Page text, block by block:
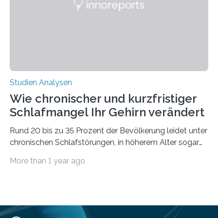
derzeitigen Verbreitungsgebiets bis zum Jahr 2100
Studien Analysen
Wie chronischer und kurzfristiger
Schlafmangel Ihr Gehirn verändert
Rund 20 bis zu 35 Prozent der Bevölkerung leidet unter
chronischen Schlafstörungen, in höherem Alter sogar
Erwachsene kennt zudem ein kurzfristiges Schlafdefizit:
Forscher:innen konnten in einer aktuellen Metastudie
More than 1 year ago